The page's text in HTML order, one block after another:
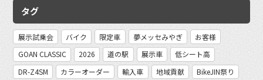
タグ
展示試乗会 バイク 限定車 夢メッセみやぎ
お客様
GOAN CLASSIC
2026 道の駅 展示車
低シート高
DR-Z4SM
カラーオーダー 輸入車 地域貢献
BikeJIN祭り